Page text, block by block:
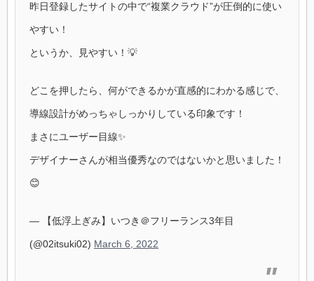
昨日登録したサイトの中で“複業クラウド”が圧倒的に使い
やすい！
というか、見やすい！💡
どこを押したら、何ができるかが直感的にわかる感じで、
導線設計がめっちゃしっかりしている印象です！
まさにユーザー目線✨
デザイナーさんが相当優秀なのではないかと思いました！
😊
— 【低浮上ぎみ】いつき＠フリーランス3年目
(@02itsuki02) March 6, 2022